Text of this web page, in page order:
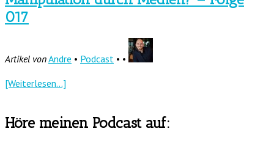
017
Artikel vonAndre • Podcast • •
[Weiterlesen...]
Höre meinen Podcast auf: